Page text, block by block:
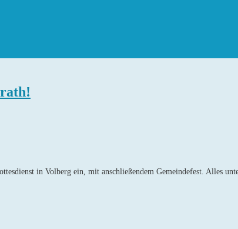
in Volberg ein, mit anschließendem Gemeindefest. Alles